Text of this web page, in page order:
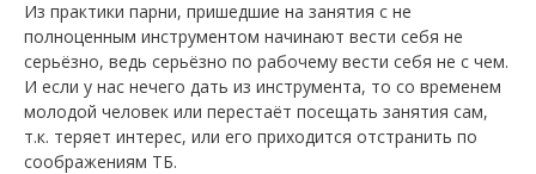
Из практики парни, пришедшие на занятия с не
полноценным инструментом начинают вести себя не
серьёзно, ведь серьёзно по рабочему вести себя не с чем.
И если у нас нечего дать из инструмента, то со временем
молодой человек или перестаёт посещать занятия сам,
т.к. теряет интерес, или его приходится отстранить по
соображениям ТБ.